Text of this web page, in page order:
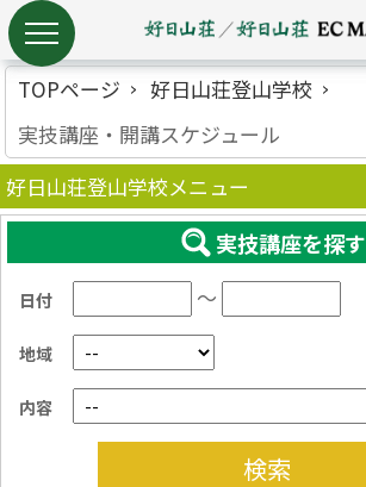
TOPページ
好日山荘登山学校
実技講座・開講スケジュール
好日山荘登山学校メニュー
実技講座を探す
日付 ～
地域
内容
検索